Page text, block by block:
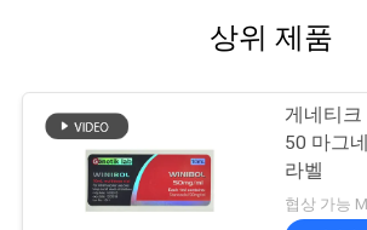
상위 제품
게네티
50 마그
라벨